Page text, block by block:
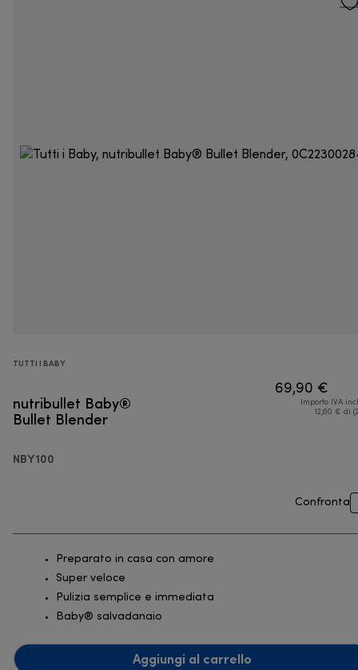
TUTTI I BABY
nutribullet Baby®
Bullet Blender
NBY100
69,90 €
Importo IVA
12,60 € di
Confronta
Preparato in casa con amore
Super veloce
Pulizia semplice e immediata
Baby® salvadanaio
Aggiungi al carrello